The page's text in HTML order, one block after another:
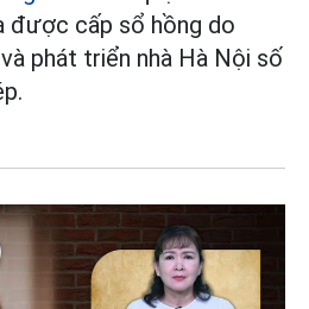
được cấp sổ hồng do
phát triển nhà Hà Nội số